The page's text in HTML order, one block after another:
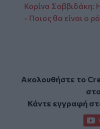
Κορίνα
- Ποιος θα είναι ο
Ακολουθήστε το
Κάντε εγγραφή